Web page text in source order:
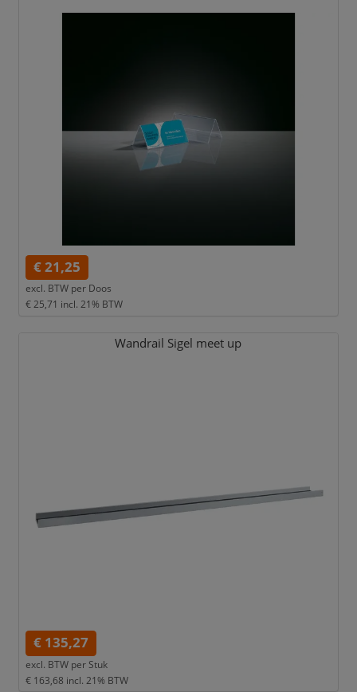
€ 21,25
excl. BTW per Doos
€ 25,71 incl. 21% BTW
Wandrail Sigel meet up
€ 135,27
excl. BTW per Stuk
€ 163,68 incl. 21% BTW